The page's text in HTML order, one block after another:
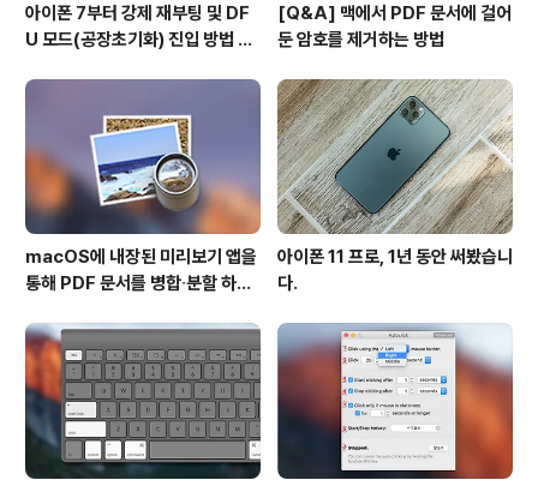
아이폰 7부터 강제 재부팅 및 DF
U 모드(공장초기화) 진입 방법 변
[Q&A] 맥에서 PDF 문서에 걸어
둔 암호를 제거하는 방법
macOS에 내장된 미리보기 앱을
통해 PDF 문서를 병합∙분할 하는
아이폰 11 프로, 1년 동안 써봤습니
다.